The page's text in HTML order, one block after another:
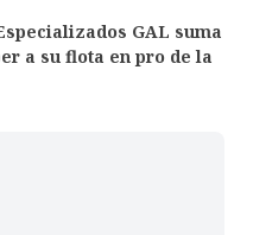
GAL suma
a su flota en pro de la